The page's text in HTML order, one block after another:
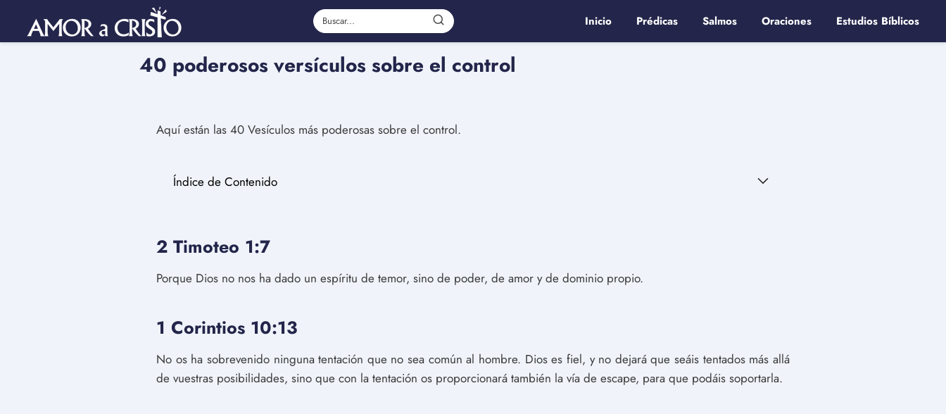
Inicio Prédicas Salmos Oraciones Estudios Bíblicos
40 poderosos versículos sobre el control
Aquí están las 40 Vesículos más poderosas sobre el control.
Índice de Contenido
2 Timoteo 1:7
Porque Dios no nos ha dado un espíritu de temor, sino de poder, de amor y de dominio propio.
1 Corintios 10:13
No os ha sobrevenido ninguna tentación que no sea común al hombre. Dios es fiel, y no dejará que seáis tentados más allá
de vuestras posibilidades, sino que con la tentación os proporcionará también la vía de escape, para que podáis soportarla.